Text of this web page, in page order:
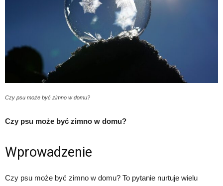
Czy psu może być zimno w domu?
Czy psu może być zimno w domu?
Wprowadzenie
Czy psu może być zimno w domu? To pytanie nurtuje wielu